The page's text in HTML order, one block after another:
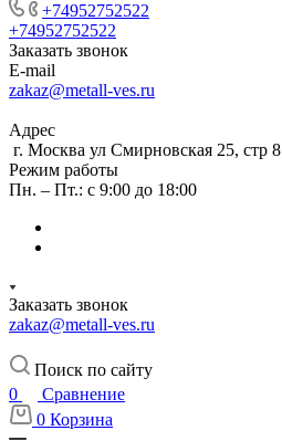
+74952752522
+74952752522
Заказать звонок
E-mail
zakaz@metall-ves.ru
Адрес
г. Москва ул Смирновская 25, стр 8
Режим работы
Пн. – Пт.: с 9:00 до 18:00
Заказать звонок
zakaz@metall-ves.ru
Поиск по сайту
0
Сравнение
0 Корзина